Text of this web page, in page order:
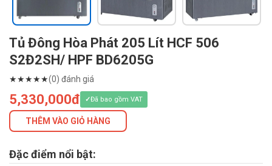
Tủ Đông Hòa Phát 205 Lít HCF 506
S2Đ2SH/ HPF BD6205G
★★★★★(0) đánh giá
5,330,000đ Đã bao gồm VAT
THÊM VÀO GIỎ HÀNG
Đặc điểm nổi bật: